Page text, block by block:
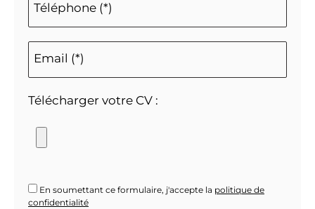
Téléphone (*)
Email (*)
Télécharger votre CV :
En soumettant ce formulaire, j'accepte la politique de
confidentialité